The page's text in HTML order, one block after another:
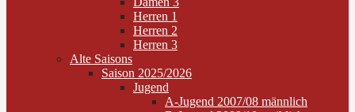
Herren 1
Herren 2
Herren 3
Alte Saisons
Saison 2025/2026
Jugend
A-Jugend 2007/08 männlich